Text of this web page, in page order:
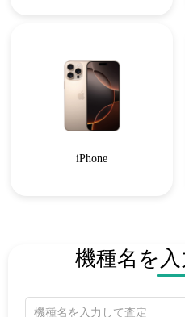
iPhone
機種名を